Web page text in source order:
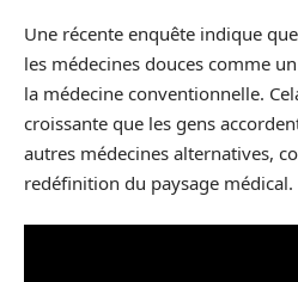
Une récente enquête indique
les médecines douces comme
la médecine conventionnelle.
croissante que les gens
autres médecines alternatives,
redéfinition du paysage médical.